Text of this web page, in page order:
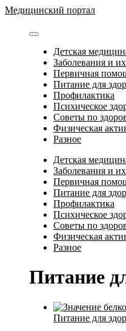
Перейти
содержимому
Медицинский портал
Детская
Заболевания и
Первичная
Питание для
Профилактика
Психическое
Советы по
Физическая
Разное
Детская
Заболевания и
Первичная
Питание для
Профилактика
Психическое
Советы по
Физическая
Разное
Питание
Питание для